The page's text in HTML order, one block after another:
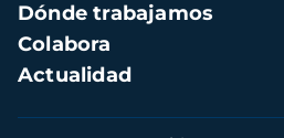
Dónde trabajamos
Colabora
Actualidad